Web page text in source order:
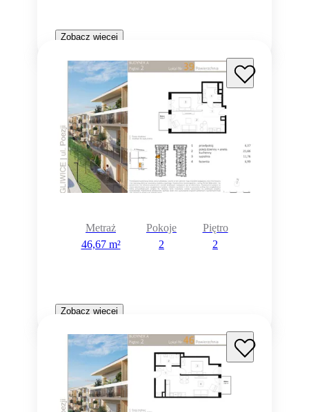
Zobacz więcej
Metraż
46,67 m²
Pokoje
2
Piętro
2
Zobacz więcej